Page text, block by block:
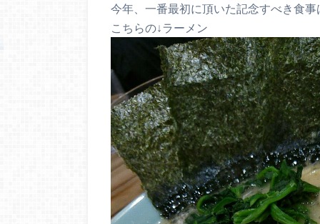
今年、一番最初に頂いた記念すべき食事
こちらの↓ラーメン